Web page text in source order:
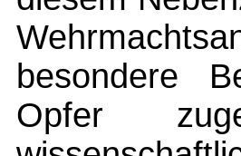
besondere
Opfer